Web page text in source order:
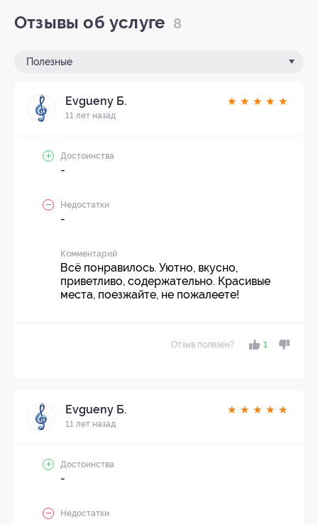
Отзывы об услуге 8
Полезные
Evgueny Б.
11 лет назад
★ ★ ★ ★ ★
Достоинства
-
Недостатки
-
Комментарий
Всё понравилось. Уютно, вкусно,
приветливо, содержательно. Красивые
места, поезжайте, не пожалеете!
Отзыв полезен? 1
Evgueny Б.
11 лет назад
★ ★ ★ ★ ★
Достоинства
-
Недостатки